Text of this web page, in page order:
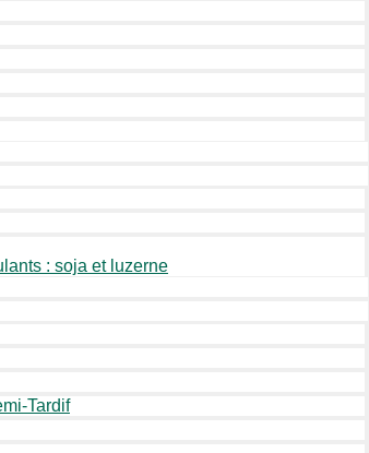
: soja et luzerne
Tardif